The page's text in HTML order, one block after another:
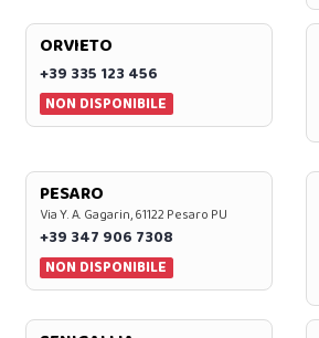
ORVIETO
+39 335 123 456
NON DISPONIBILE
PESARO
Via Y. A. Gagarin, 61122 Pesaro PU
+39 347 906 7308
NON DISPONIBILE